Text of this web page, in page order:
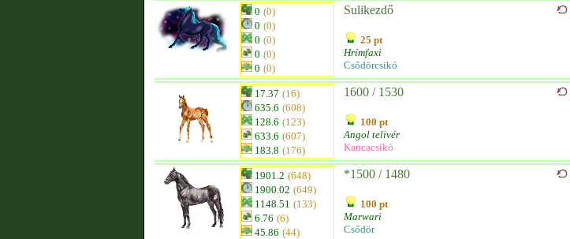
0 (0)
0 (0)
0 (0)
0 (0)
0 (0)
Sulikezdő
25 pt
Hrímfaxi
Csődörcsikó
17.37 (16)
635.6 (608)
128.6 (123)
633.6 (607)
183.8 (176)
1600 / 1530
100 pt
Angol telivér
Kancacsikó
1901.2 (648)
1900.02 (649)
1148.51 (133)
6.76 (6)
45.86 (44)
*1500 / 1480
100 pt
Marwari
Csődör